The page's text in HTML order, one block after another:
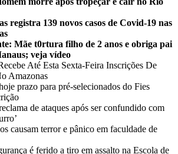
registra 139 novos casos de Covid-19 nas
Mãe t0rtura filho de 2 anos e obriga pai
veja vídeo
Até Esta Sexta-Feira Inscrições De
Amazonas
prazo para pré-selecionados do Fies
de ataques após ser confundido com
causam terror e pânico em faculdade de
é ferido a tiro em assalto na Escola de